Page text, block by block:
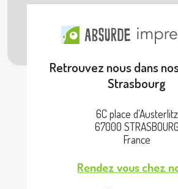
Retrouvez nous dans
Strasbourg
6C place d'Austerlitz
67000 STRASBOURG
France
Rendez vous chez